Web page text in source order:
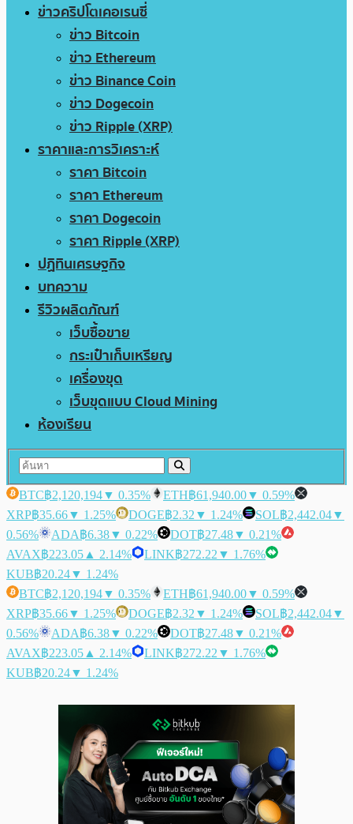
ข่าวคริปโตเคอเรนซี่
ข่าว Bitcoin
ข่าว Ethereum
ข่าว Binance Coin
ข่าว Dogecoin
ข่าว Ripple (XRP)
ราคาและการวิเคราะห์
ราคา Bitcoin
ราคา Ethereum
ราคา Dogecoin
ราคา Ripple (XRP)
ปฏิทินเศรษฐกิจ
บทความ
รีวิวผลิตภัณฑ์
เว็บซื้อขาย
กระเป๋าเก็บเหรียญ
เครื่องขุด
เว็บขุดแบบ Cloud Mining
ห้องเรียน
BTC฿2,120,194▼ 0.35% ETH฿61,940.00▼ 0.59%
XRP฿35.66▼ 1.25% DOGE฿2.32 ▼ 1.24% SOL฿2,442.04▼
0.56%
ADA฿6.38▼ 0.22% DOT฿27.48▼ 0.21%
AVAX฿223.05 ▲ 2.14% LINK฿272.22 ▼ 1.76%
KUB฿20.24▼ 1.24%
BTC฿2,120,194▼ 0.35% ETH฿61,940.00▼ 0.59%
XRP฿35.66▼ 1.25% DOGE฿2.32 ▼ 1.24% SOL฿2,442.04▼
0.56%
ADA฿6.38▼ 0.22% DOT฿27.48▼ 0.21%
AVAX฿223.05 ▲ 2.14% LINK฿272.22 ▼ 1.76%
KUB฿20.24▼ 1.24%